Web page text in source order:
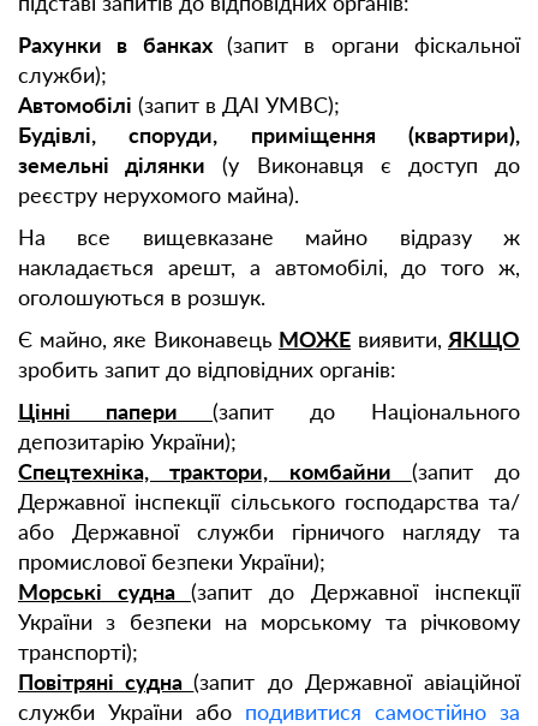
Рахунки в банках (запит в органи фіскальної
служби);
Автомобілі (запит в ДАІ УМВС);
Будівлі, споруди, приміщення (квартири),
земельні ділянки (у Виконавця є доступ до
реєстру нерухомого майна).
На все вищевказане майно відразу ж
накладається арешт, а автомобілі, до того ж,
оголошуються в розшук.
Є майно, яке Виконавець МОЖЕ виявити, ЯКЩО
зробить запит до відповідних органів:
Цінні папери (запит до Національного
депозитарію України);
Спецтехніка, трактори, комбайни (запит до
Державної інспекції сільського господарства та/
або Державної служби гірничого нагляду та
промислової безпеки України);
Морські судна (запит до Державної інспекції
України з безпеки на морському та річковому
транспорті);
Повітряні судна(запит до Державної авіаційної
служби України або подивитися самостійно за